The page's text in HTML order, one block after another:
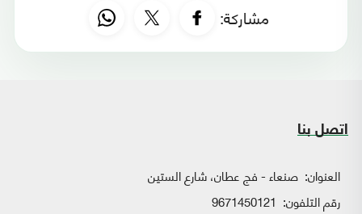
مشاركة:
اتصل بنا
العنوان: صنعاء - فج عطان، شارع الستين
رقم التلفون: 9671450121